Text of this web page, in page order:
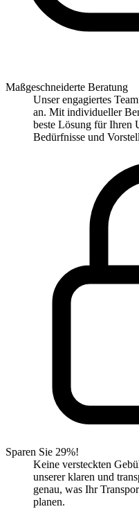
Maßgeschneiderte Beratung
Unser engagiertes
an. Mit individueller
beste Lösung für Ihren
Bedürfnisse und
Sparen Sie 29%!
Keine versteckten
unserer klaren und
genau, was Ihr
planen.